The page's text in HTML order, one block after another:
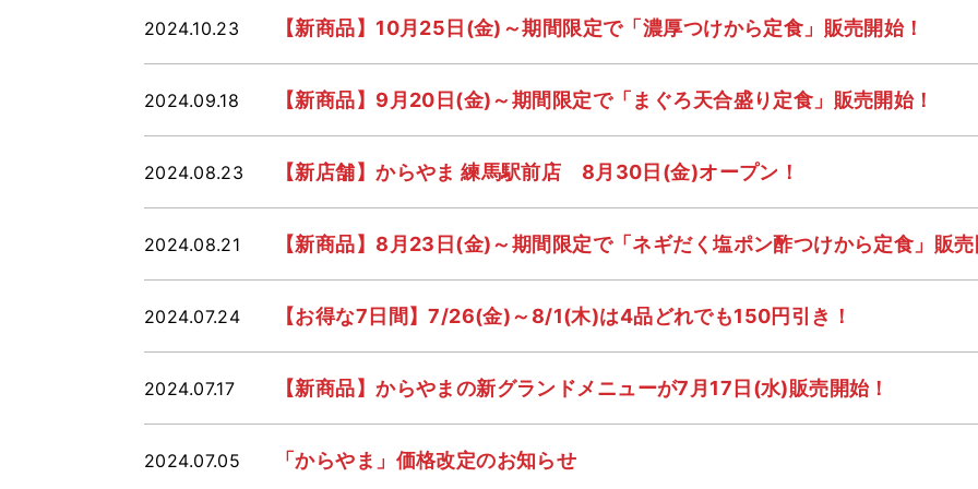
2024.10.23 【新商品】10月25日(金)～期間限定で「濃厚つけから定食」販売開始！
2024.09.18 【新商品】9月20日(金)～期間限定で「まぐろ天合盛り定食」販売開始！
2024.08.23 【新店舗】からやま 練馬駅前店 8月30日(金)オープン！
2024.08.21 【新商品】8月23日(金)～期間限定で「ネギだく塩ポン酢つけから定食」販
2024.07.24 【お得な7日間】7/26(金)～8/1(木)は4品どれでも150円引き！
2024.07.17 【新商品】からやまの新グランドメニューが7月17日(水)販売開始！
2024.07.05 「からやま」価格改定のお知らせ